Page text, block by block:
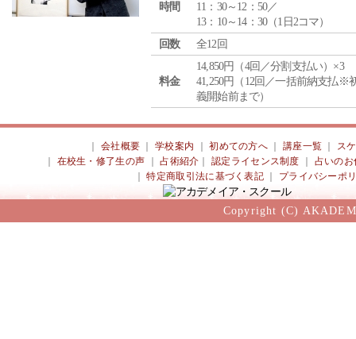
時間
11：30～12：50／
13：10～14：30（1日2コマ）
回数
全12回
料金
14,850円（4回／分割支払い）×3
41,250円（12回／一括前納支払※
義開始前まで）
会社概要 ｜学校案内 ｜初めての方へ 講座一覧
ス
在校生・修了生の声 ｜占術紹介 ｜認定ライセンス制度
占いのお
｜特定商取引法に基づく表記 プライバシーポ
Copyright (C)